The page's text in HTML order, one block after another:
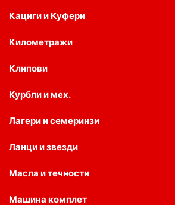
Кациги и Куфери
Километражи
Клипови
Курбли и мех.
Лагери и семеринзи
Ланци и звезди
Масла и течности
Машина комплет